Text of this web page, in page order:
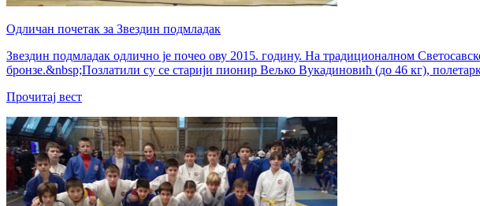
Одличан почетак за Звездин подмладак
Звездин подмладак одлично је почео ову 2015. годину. На традиционалном
бронзе.&nbsp;Позлатили су се старији пионир Вељко Вукадиновић (до 46 кг),
Прочитај вест